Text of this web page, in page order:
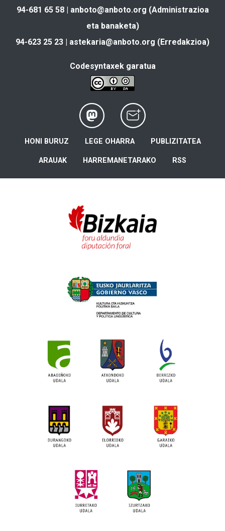
94-681 65 58 | anboto@anboto.org (Administrazioa
eta banaketa)
94-623 25 23 | astekaria@anboto.org (Erredakzioa)
Codesyntaxek garatua
HONI BURUZ LEGE OHARRA PUBLIZITATEA
ARAUAK HARREMANETARAKO RSS